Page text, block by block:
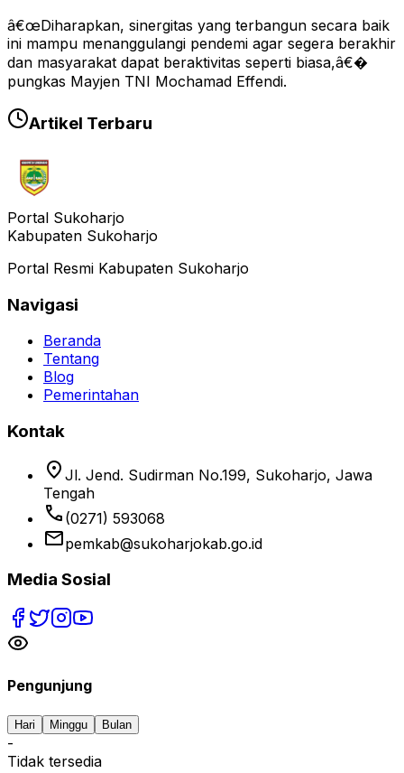
â€œDiharapkan, sinergitas yang terbangun secara baik
ini mampu menanggulangi pendemi agar segera berakhir
dan masyarakat dapat beraktivitas seperti biasa,â€�
pungkas Mayjen TNI Mochamad Effendi.
Artikel Terbaru
Portal Sukoharjo
Kabupaten Sukoharjo
Portal Resmi Kabupaten Sukoharjo
Navigasi
Beranda
Tentang
Blog
Pemerintahan
Kontak
location_on Jl. Jend. Sudirman No.199, Sukoharjo, Jawa
Tengah
phone (0271) 593068
emailpemkab@sukoharjokab.go.id
Media Sosial
Pengunjung
Hari Minggu Bulan
-
Tidak tersedia